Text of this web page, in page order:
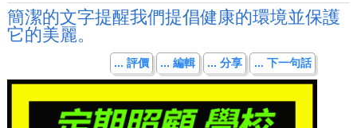
簡潔的文字提醒我們提倡健康的環境並保護
它的美麗。
... 評價 ... 編輯 ... 分享 ... 下一句話